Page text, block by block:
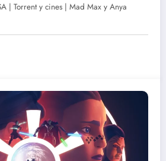
| Torrent y cines | Mad Max y Anya